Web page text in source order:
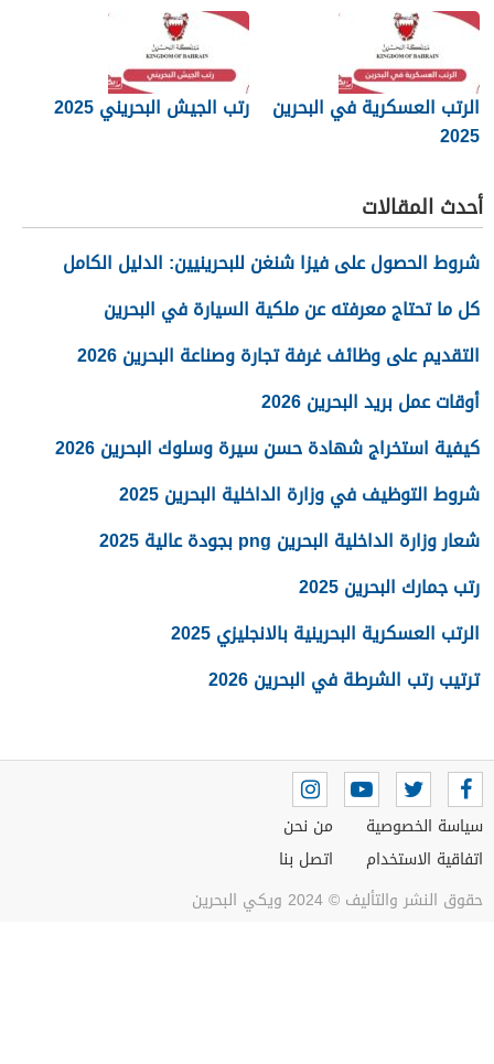
الرتب العسكرية في البحرين
2025
رتب الجيش البحريني 2025
أحدث المقالات
شروط الحصول على فيزا شنغن للبحرينيين: الدليل الكامل
كل ما تحتاج معرفته عن ملكية السيارة في البحرين
التقديم على وظائف غرفة تجارة وصناعة البحرين 2026
أوقات عمل بريد البحرين 2026
كيفية استخراج شهادة حسن سيرة وسلوك البحرين 2026
شروط التوظيف في وزارة الداخلية البحرين 2025
شعار وزارة الداخلية البحرين png بجودة عالية 2025
رتب جمارك البحرين 2025
الرتب العسكرية البحرينية بالانجليزي 2025
ترتيب رتب الشرطة في البحرين 2026
سياسة الخصوصية
اتفاقية الاستخدام
من نحن
اتصل بنا
حقوق النشر والتأليف © 2024 ويكي البحرين